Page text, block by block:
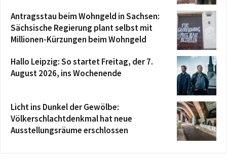
Antragsstau beim Wohngeld in Sachsen:
Sächsische Regierung plant selbst mit
Millionen-Kürzungen beim Wohngeld
Hallo Leipzig: So startet Freitag, der 7.
August 2026, ins Wochenende
Licht ins Dunkel der Gewölbe:
Völkerschlachtdenkmal hat neue
Ausstellungsräume erschlossen